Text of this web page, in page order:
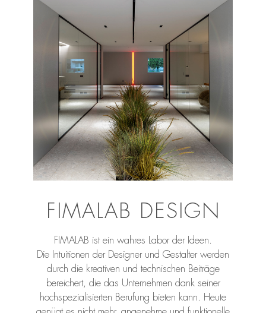
FIMALAB DESIGN
FIMALAB ist ein wahres Labor der Ideen.
Die Intuitionen der Designer und Gestalter werden
durch die kreativen und technischen Beiträge
bereichert, die das Unternehmen dank seiner
hochspezialisierten Berufung bieten kann. Heute